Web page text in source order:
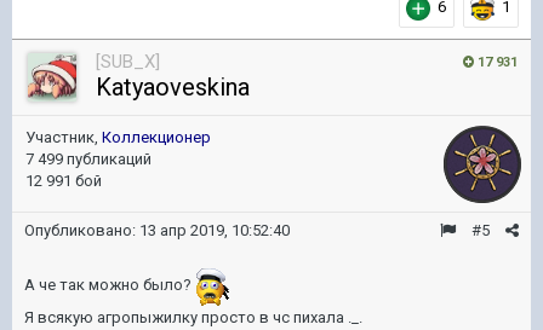
6 1
17 931
[SUB_X]
Katyaoveskina
Участник, Коллекционер
7 499 публикаций
12 991 бой
#5
Опубликовано: 13 апр 2019, 10:52:40
А че так можно было?
Я всякую агропыжилку просто в чс пихала ._.